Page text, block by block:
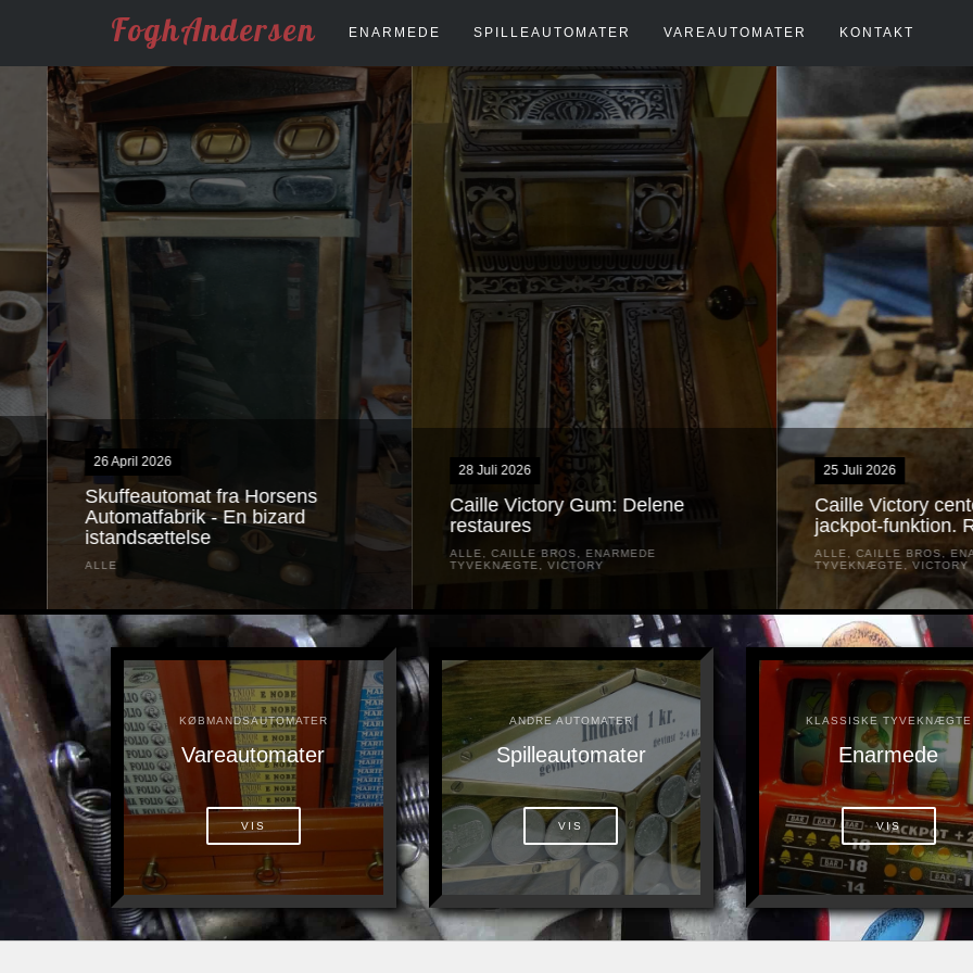
FoghAndersen ENARMEDE SPILLEAUTOMATER VAREAUTOMATER KONTAKT
Horsens
Caille Victory Gum: Delene
restaures
ALLE,CAILLE BROS
ENARMEDE
TYVEKNÆGTE
25 Juli 2026
Caille Victory centerpull med
jackpot-funktion. Revisited!
ALLE,CAILLE BROS
TYVEKNÆGTE
KØBMANDSAUTOMATER
Vareautomater
VIS
ANDRE AUTOMATER
Spilleautomater
VIS
KLASSISKE TYVEKNÆGTE
Enarmede
VIS